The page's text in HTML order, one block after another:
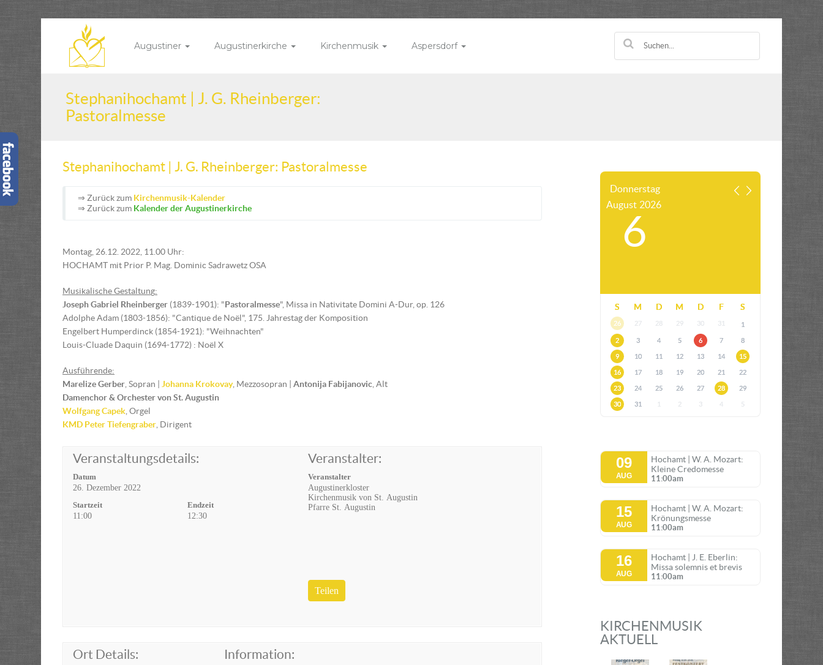
Augustiner Augustinerkirche Kirchenmusik Aspersdorf
Stephanihochamt | J. G. Rheinberger:
Pastoralmesse
Stephanihochamt | J. G. Rheinberger: Pastoralmesse
⇒ Zurück zum Kirchenmusik-Kalender
⇒ Zurück zum Kalender der Augustinerkirche
Montag, 26.12. 2022, 11.00 Uhr:
HOCHAMT mit Prior P. Mag. Dominic Sadrawetz OSA
Musikalische Gestaltung:
Joseph Gabriel Rheinberger (1839-1901): "Pastoralmesse", Missa in Nativitate Domini A-Dur, op. 126
Adolphe Adam (1803-1856): "Cantique de Noël", 175. Jahrestag der Komposition
Engelbert Humperdinck (1854-1921): "Weihnachten"
Louis-Cluade Daquin (1694-1772) : Noël X
Ausführende:
Marelize Gerber , Sopran | Johanna Krokovay, Mezzosopran | Antonija Fabijanovic , Alt
Damenchor & Orchester von St. Augustin
Wolfgang Capek , Orgel
KMD Peter Tiefengraber , Dirigent
Veranstaltungsdetails:
Datum
26. Dezember 2022
Startzeit
11:00
Endzeit
12:30
Veranstalter:
Veranstalter
Augustinerkloster
Kirchenmusik von St. Augustin
Pfarre St. Augustin
Teilen
Ort Details: Information:
Donnerstag
August 2026
6
S M D M D F S
26 27 28 29 30 31 1
2 3 4 5 6 7 8
9 10 11 12 13 14 15
16 17 18 19 20 21 22
23 24 25 26 27 28 29
30 31 1 2 3 4 5
09
AUG
Hochamt | W. A. Mozart:
Kleine Credomesse
11:00am
15
AUG
Hochamt | W. A. Mozart:
Krönungsmesse
11:00am
16
AUG
Hochamt | J. E. Eberlin:
Missa solemnis et brevis
11:00am
KIRCHENMUSIK
AKTUELL